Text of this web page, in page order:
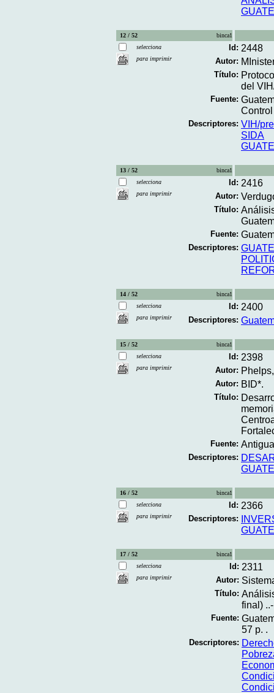
12 / 52
binca1
selecciona
para imprimir
Id: 2448
Autor:
Título:
del
Fuente:
Descriptores: VIH/
SIDA
13 / 52
binca1
selecciona
para imprimir
Id: 2416
Autor:
Título:
Fuente:
Descriptores:
14 / 52
binca1
selecciona
para imprimir
Id: 2400
Descriptores:
15 / 52
binca1
selecciona
para imprimir
Id: 2398
Autor:
Autor: BID*.
Título:
Fuente:
Descriptores:
16 / 52
binca1
selecciona
para imprimir
Id: 2366
Descriptores:
17 / 52
binca1
selecciona
para imprimir
Id: 2311
Autor:
Título:
final) ..-
Fuente:
57 p. .
Descriptores: